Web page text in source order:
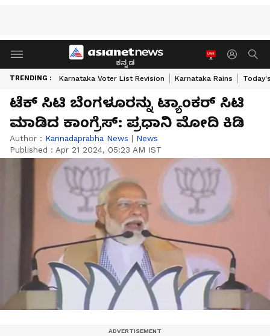
ಕನ್ನಡ
TRENDING : Karnataka Voter List Revision Karnataka Rains
ಟೆಕ್‌ ಸಿಟಿ ಬೆಂಗಳೂರನ್ನು ಟ್ಯಾಂಕರ್‌ ಸಿಟಿ
ಮಾಡಿದ ಕಾಂಗ್ರೆಸ್‌: ಪ್ರಧಾನಿ ಮೋದಿ ಕಿಡಿ
Author : Kannadaprabha News | News
Published : Apr 21 2024, 05:23 AM IST